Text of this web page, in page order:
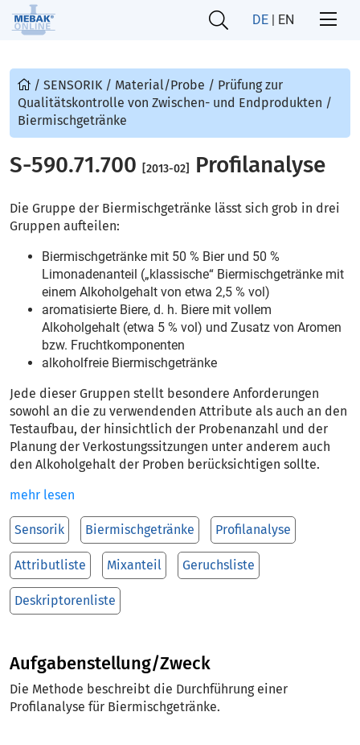
DE | EN
/ SENSORIK / Material/Probe / Prüfung zur
Qualitätskontrolle von Zwischen- und Endprodukten /
Biermischgetränke
S-590.71.700 [2013-02] Profilanalyse
Die Gruppe der Biermischgetränke lässt sich grob in drei
Gruppen aufteilen:
Biermischgetränke mit 50 % Bier und 50 %
Limonadenanteil („klassische“ Biermischgetränke mit
einem Alkoholgehalt von etwa 2,5 % vol)
aromatisierte Biere, d. h. Biere mit vollem
Alkoholgehalt (etwa 5 % vol) und Zusatz von Aromen
bzw. Fruchtkomponenten
alkoholfreie Biermischgetränke
Jede dieser Gruppen stellt besondere Anforderungen
sowohl an die zu verwendenden Attribute als auch an den
Testaufbau, der hinsichtlich der Probenanzahl und der
Planung der Verkostungssitzungen unter anderem auch
den Alkoholgehalt der Proben berücksichtigen sollte.
mehr lesen
Sensorik Biermischgetränke Profilanalyse
Attributliste Mixanteil Geruchsliste
Deskriptorenliste
Aufgabenstellung/Zweck
Die Methode beschreibt die Durchführung einer
Profilanalyse für Biermischgetränke.